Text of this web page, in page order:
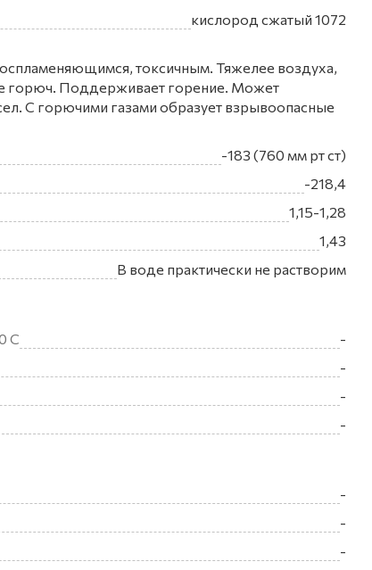
кислород сжатый 1072
токсичным. Тяжелее воздуха,
горюч. Поддерживает горение. Может
С горючими газами образует взрывоопасные
-183 (760 мм рт ст)
-218,4
1,15-1,28
1,43
В воде практически не растворим
С
-
-
-
-
-
-
-